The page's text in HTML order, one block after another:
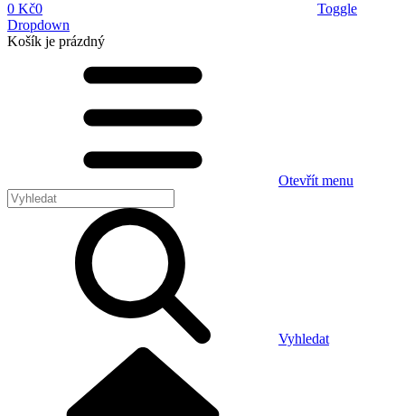
0 Kč0
Toggle
Dropdown
Košík je prázdný
Otevřít menu
Vyhledat